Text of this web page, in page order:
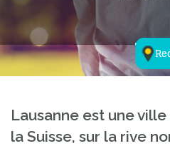
Lausanne est une
la Suisse, sur la rive